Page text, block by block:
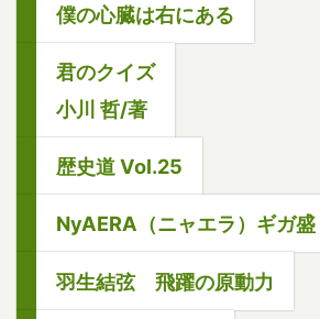
僕の心臓は右にある
君のクイズ
小川 哲/著
歴史道 Vol.25
NyAERA（ニャエラ）ギガ盛
羽生結弦 飛躍の原動力